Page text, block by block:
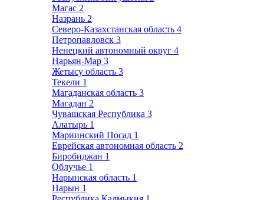
Магас 2
Назрань 2
Северо-Казахстанская область 4
Петропавловск 3
Ненецкий автономный округ 4
Нарьян-Мар 3
Жетысу область 3
Текели 1
Магаданская область 3
Магадан 2
Чувашская Республика 3
Алатырь 1
Мариинский Посад 1
Еврейская автономная область 2
Биробиджан 1
Облучье 1
Нарынская область 1
Нарын 1